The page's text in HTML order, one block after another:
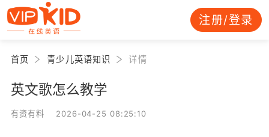
注册/登录
首页 青少儿英语知识 详情
英文歌怎么教学
有资有料 2026-04-25 08:25:10